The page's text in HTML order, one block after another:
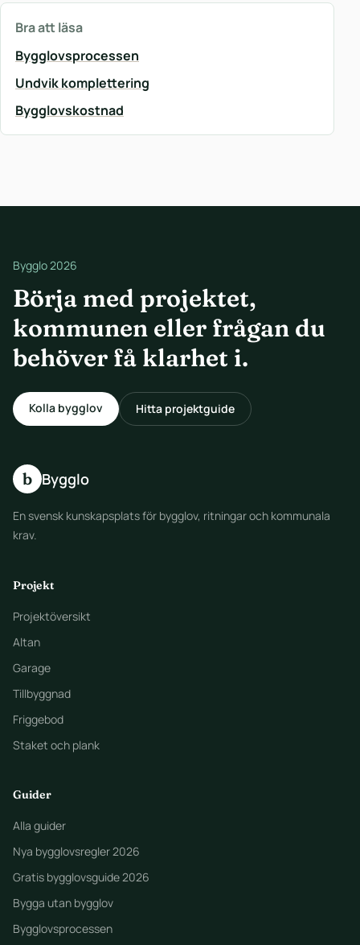
Bra att läsa
Bygglovsprocessen
Undvik komplettering
Bygglovskostnad
Bygglo 2026
Börja med projektet,
kommunen eller frågan du
behöver få klarhet i.
Kolla bygglov Hitta projektguide
b Bygglo
En svensk kunskapsplats för bygglov, ritningar och kommunala
krav.
Projekt
Projektöversikt
Altan
Garage
Tillbyggnad
Friggebod
Staket och plank
Guider
Alla guider
Nya bygglovsregler 2026
Gratis bygglovsguide 2026
Bygga utan bygglov
Bygglovsprocessen